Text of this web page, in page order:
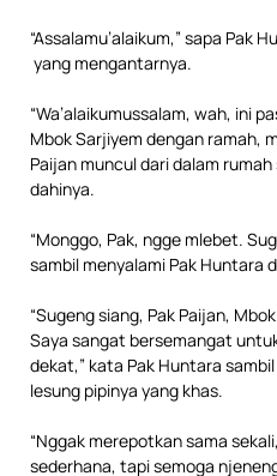
“Assalamu’alaikum,” sapa Pak
yang mengantarnya.
“Wa’alaikumussalam, wah, ini
Mbok Sarjiyem dengan ramah,
Paijan muncul dari dalam
dahinya.
“Monggo, Pak, ngge mlebet.
sambil menyalami Pak Huntara
“Sugeng siang, Pak Paijan,
Saya sangat bersemangat
dekat,” kata Pak Huntara
lesung pipinya yang khas.
“Nggak merepotkan sama
sederhana, tapi semoga